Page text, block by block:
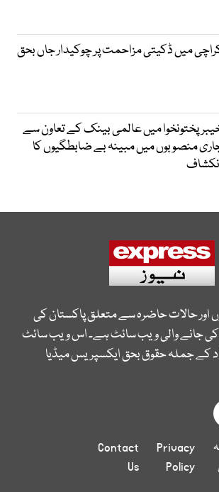
میں ڈکیتی مزاحمت پر چوکیدار جاں بحق
میں عالمی بینک کے تعاون سے
منصوبوں میں مبینہ بے ضابطگیوں کا
اور حالات حاضرہ سے متعلق پاکستان کی
جانے والی ویب سائٹ ہے۔ اس ویب سائٹ
کے جملہ حقوق بحق ایکسپریس میڈیا
Privacy
Policy
Contact
Us